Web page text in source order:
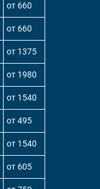
от 660
от 660
от 1375
от 1980
от 1540
от 495
от 1540
от 605